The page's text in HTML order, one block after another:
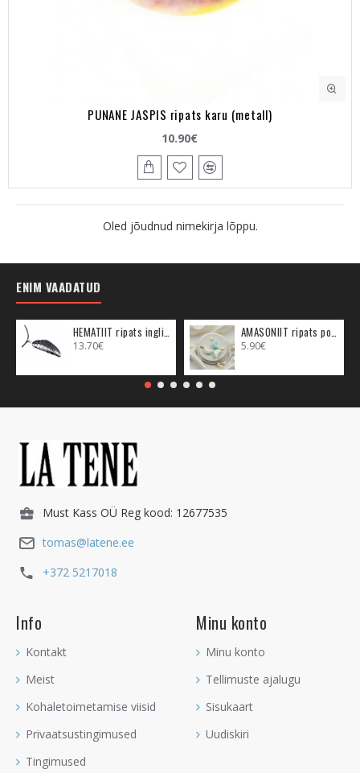
PUNANE JASPIS ripats karu (metall)
10.90€
Oled jõudnud nimekirja lõppu.
ENIM VAADATUD
13.70€ 5.90€
Must Kass OÜ Reg kood: 12677535
tomas@latene.ee
+372 5217018
Info
Kontakt
Meist
Kohaletoimetamise viisid
Privaatsustingimused
Tingimused
Minu konto
Minu konto
Tellimuste ajalugu
Sisukaart
Uudiskiri